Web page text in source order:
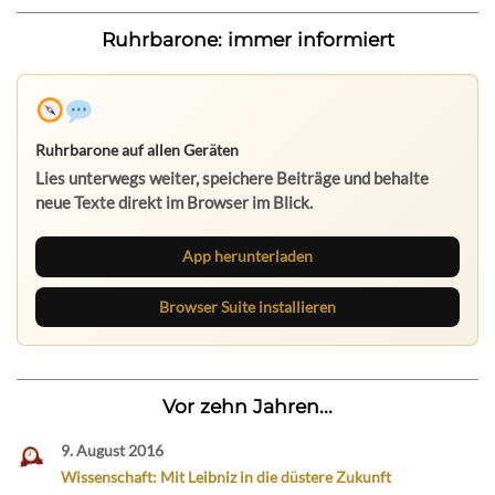
Ruhrbarone: immer informiert
Ruhrbarone auf allen Geräten
Lies unterwegs weiter, speichere Beiträge und behalte
neue Texte direkt im Browser im Blick.
App herunterladen
Browser Suite installieren
Vor zehn Jahren...
9. August 2016
Wissenschaft: Mit Leibniz in die düstere Zukunft